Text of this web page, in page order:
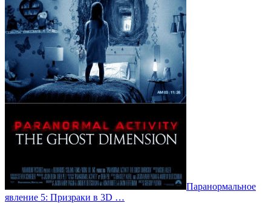
Паранормальное
явление 5: Призраки в 3D …